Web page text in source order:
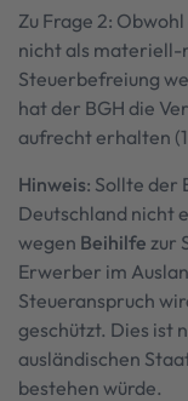
Zu Frage 2:
nicht als materiell-
Steuerbefreiung
hat der BGH die
aufrecht erhalten
Hinweis: Sollte der
Deutschland nicht
wegen Beihilfe zur
Erwerber im
Steueranspruch
geschützt. Dies ist
ausländischen
bestehen würde.